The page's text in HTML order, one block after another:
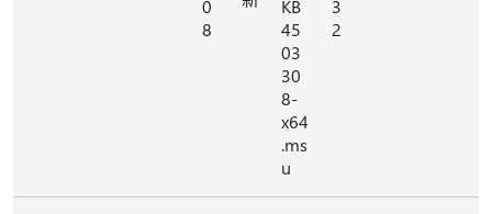
0
8
KB
45
03
30
8-
x64
.ms
u
3
2